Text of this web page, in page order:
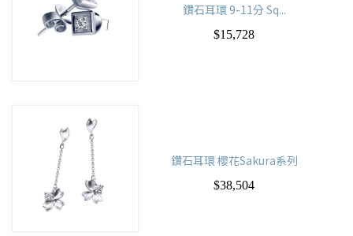
鑽石耳環 9-11分 Sq...
$15,728
鑽石耳環 櫻花Sakura系列
$38,504